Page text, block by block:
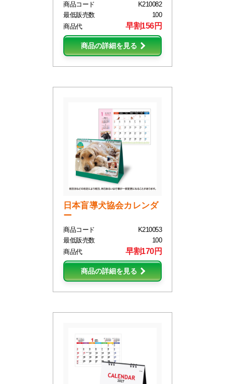
商品コード
K210082
最低販売数
100
商品代
早割156円
商品の詳細を見る
日本盲導犬協会カレンダ
ー
商品コード
K210053
最低販売数
100
商品代
早割170円
商品の詳細を見る